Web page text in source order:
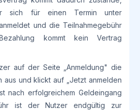
sich für einen Termin unter
und die Teilnahmegebühr
kommt kein Vertrag
auf der Seite „Anmeldung" die
aus und klickt auf „Jetzt anmelden
nach erfolgreichem Geldeingang
ist der Nutzer endgültig zur